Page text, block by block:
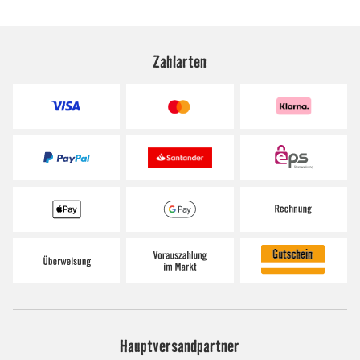
Zahlarten
Hauptversandpartner